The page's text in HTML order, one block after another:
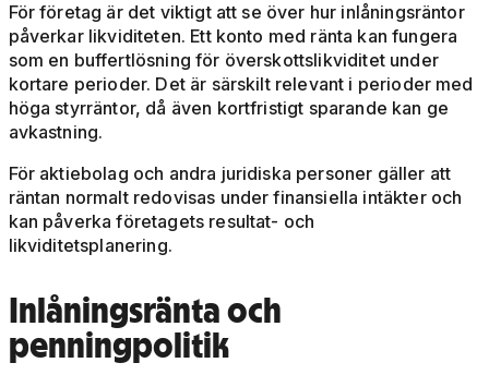
För företag är det viktigt att se över hur inlåningsräntor
påverkar likviditeten. Ett konto med ränta kan fungera
som en buffertlösning för överskottslikviditet under
kortare perioder. Det är särskilt relevant i perioder med
höga styrräntor, då även kortfristigt sparande kan ge
avkastning.
För aktiebolag och andra juridiska personer gäller att
räntan normalt redovisas under finansiella intäkter och
kan påverka företagets resultat- och
likviditetsplanering.
Inlåningsränta och
penningpolitik